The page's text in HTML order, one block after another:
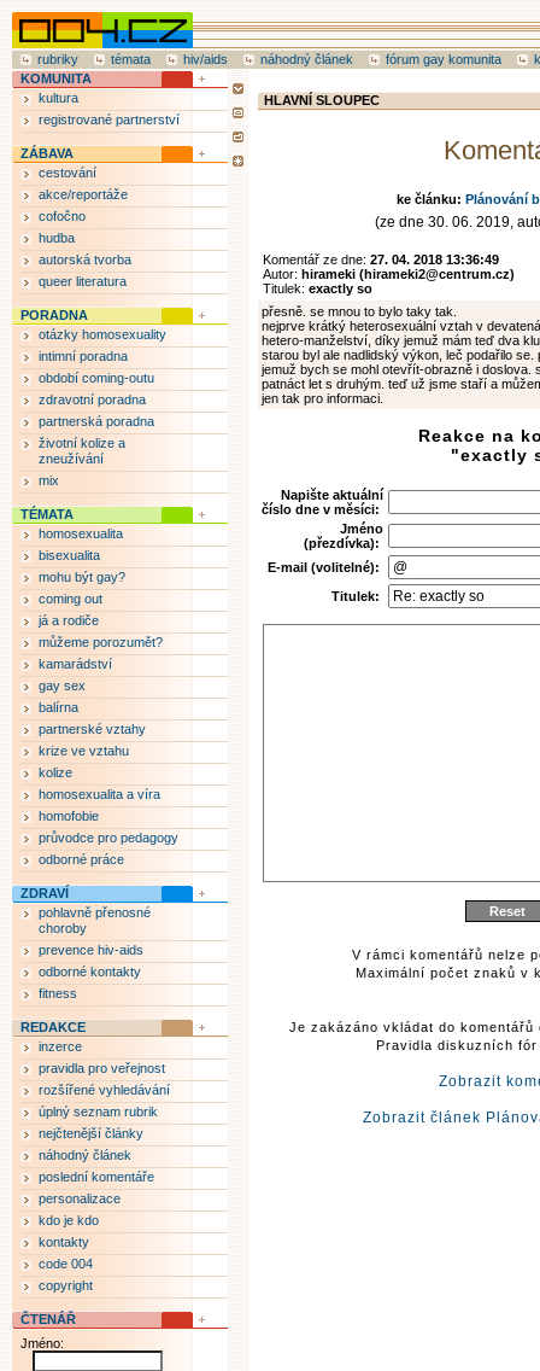
rubriky témata hiv/aids náhodný článek fórum gay komunita
HLAVNÍ SLOUPEC
ke článku: Plánování
(ze dne 30. 06. 2019,
Komentář ze dne: 27. 04. 2018 13:36:49
Autor: hirameki (hirameki2@centrum.cz)
Titulek: exactly so
přesně. se mnou to bylo taky tak.
nejprve krátký heterosexuální vztah v
hetero-manželství, díky jemuž mám teď dva
starou byl ale nadlidský výkon, leč podařilo
jemuž bych se mohl otevřít-obrazně i doslova.
patnáct let s druhým. teď už jsme staří a
jen tak pro informaci.
Reakce na
"exactly
Napište aktuální
číslo dne v měsíci:
Jméno
(přezdívka):
E-mail (volitelné):
Titulek:
V rámci komentářů nelze
Maximální počet znaků v
Je zakázáno vkládat do
Pravidla diskuzních
Zobrazit
Zobrazit článek
KOMUNITA
kultura
registrované partnerství
ZÁBAVA
cestování
akce/reportáže
cofočno
hudba
autorská tvorba
queer literatura
PORADNA
otázky homosexuality
intimní poradna
období coming-outu
zdravotní poradna
partnerská poradna
životní kolize a
zneužívání
mix
TÉMATA
homosexualita
bisexualita
mohu být gay?
coming out
já a rodiče
můžeme porozumět?
kamarádství
gay sex
balírna
partnerské vztahy
krize ve vztahu
kolize
homosexualita a víra
homofobie
průvodce pro pedagogy
odborné práce
ZDRAVÍ
pohlavně přenosné
choroby
prevence hiv-aids
odborné kontakty
fitness
REDAKCE
inzerce
pravidla pro veřejnost
rozšířené vyhledávání
úplný seznam rubrik
nejčtenější články
náhodný článek
poslední komentáře
personalizace
kdo je kdo
kontakty
code 004
copyright
ČTENÁŘ
Jméno: